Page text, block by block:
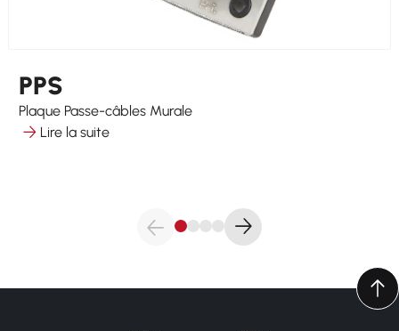
PPS
Plaque Passe-câbles Murale
Lire la suite